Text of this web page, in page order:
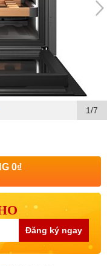
1/7
0₫
Đăng ký ngay